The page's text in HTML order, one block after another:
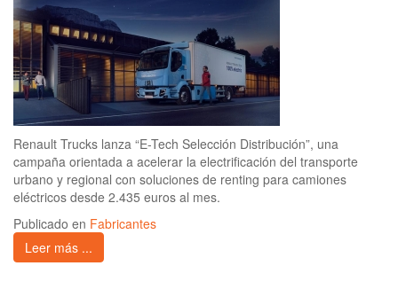
Renault Trucks lanza “E-Tech Selección Distribución”, una
campaña orientada a acelerar la electrificación del transporte
urbano y regional con soluciones de renting para camiones
eléctricos desde 2.435 euros al mes.
Publicado en Fabricantes
Leer más ...